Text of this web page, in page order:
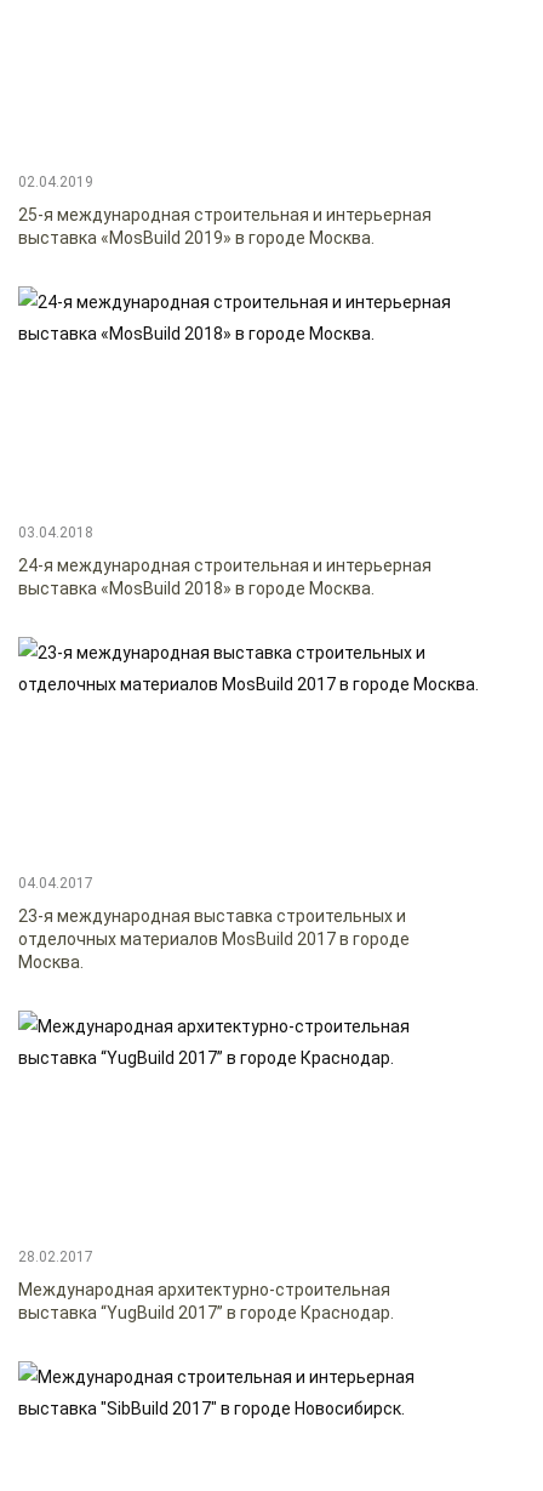
02.04.2019
25-я международная строительная и интерьерная
выставка «MosBuild 2019» в городе Москва.
03.04.2018
24-я международная строительная и интерьерная
выставка «MosBuild 2018» в городе Москва.
04.04.2017
23-я международная выставка строительных и
отделочных материалов MosBuild 2017 в городе
Москва.
28.02.2017
Международная архитектурно-строительная
выставка “YugBuild 2017” в городе Краснодар.